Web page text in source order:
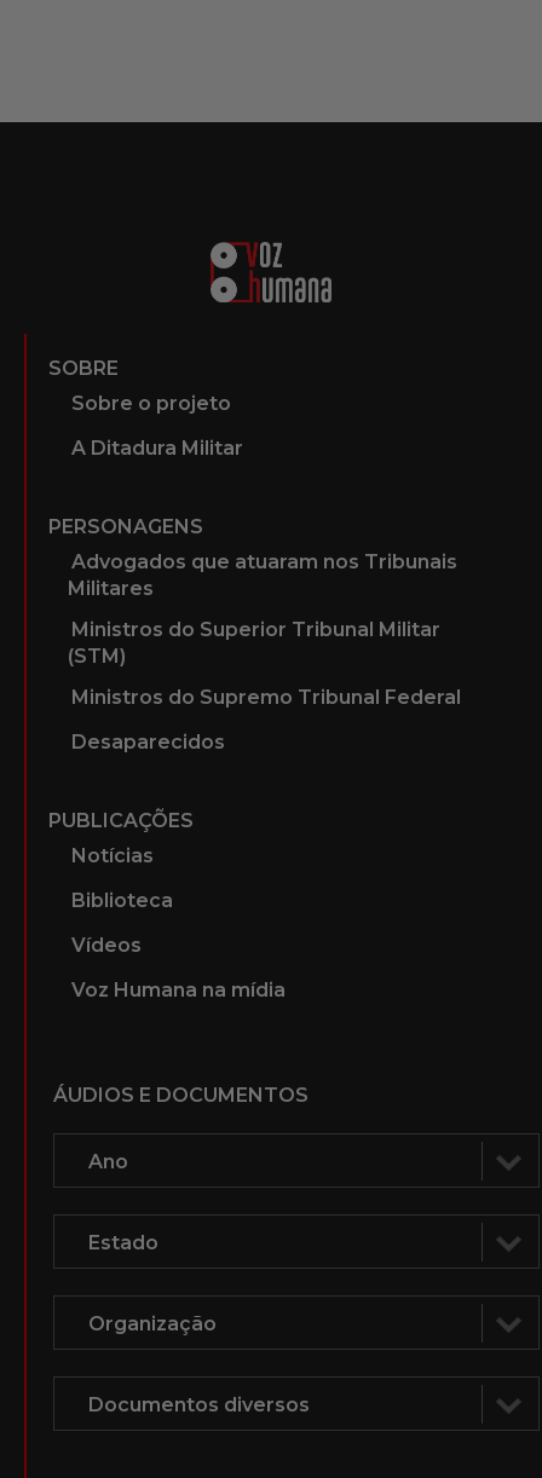
SOBRE
Sobre o projeto
A Ditadura Militar
PERSONAGENS
Advogados que atuaram nos Tribunais
Militares
Ministros do Superior Tribunal Militar
(STM)
Ministros do Supremo Tribunal Federal
Desaparecidos
PUBLICAÇÕES
Notícias
Biblioteca
Vídeos
Voz Humana na mídia
ÁUDIOS E DOCUMENTOS